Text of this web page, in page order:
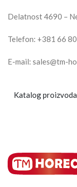
Delatnost 4690 –
Telefon: +381 66
E-mail: sales@tm-
Katalog proizvoda